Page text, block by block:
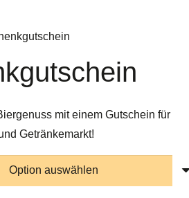
mit einem Gutschein für
Getränkemarkt!